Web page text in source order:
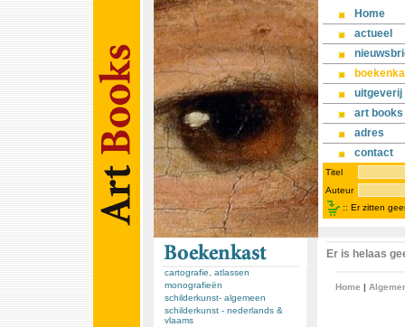
Home
actueel
uitgeverij
art books
adres
contact
Titel
Auteur
:: Er zitten
cartografie, atlassen
monografieën
schilderkunst- algemeen
schilderkunst - nederlands &
vlaams
Er is helaas
Home |